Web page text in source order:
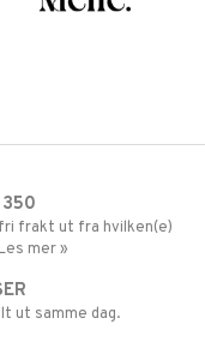
350
frakt ut fra hvilken(e)
mer »
ut samme dag.